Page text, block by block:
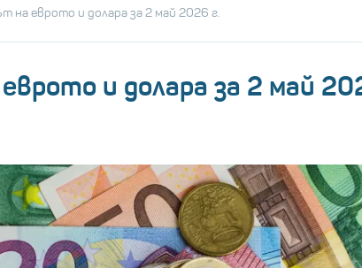
на еврото и долара за 2 май 2026 г.
и долара за 2 май